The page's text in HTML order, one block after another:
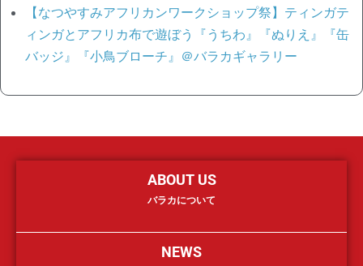
【なつやすみアフリカンワークショップ祭】ティンガテ
ィンガとアフリカ布で遊ぼう『うちわ』『ぬりえ』『缶
バッジ』『小鳥ブローチ』＠バラカギャラリー
ABOUT US
バラカについて
NEWS